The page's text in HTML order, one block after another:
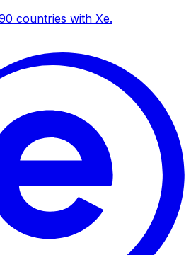
countries with Xe.